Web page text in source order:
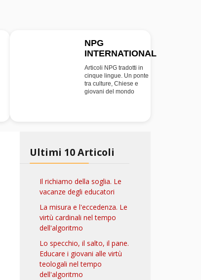
NPG
INTERNATIONAL
Articoli NPG tradotti in
cinque lingue. Un ponte
tra culture, Chiese e
giovani del mondo
Ultimi 10 Articoli
Il richiamo della soglia. Le
vacanze degli educatori
La misura e l'eccedenza. Le
virtù cardinali nel tempo
dell'algoritmo
Lo specchio, il salto, il pane.
Educare i giovani alle virtù
teologali nel tempo
dell'algoritmo